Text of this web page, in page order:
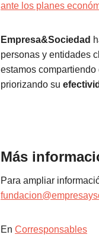
ante los planes
Empresa&Sociedad
personas y entidades
estamos
priorizando su
Más
Para ampliar
En Corresponsables